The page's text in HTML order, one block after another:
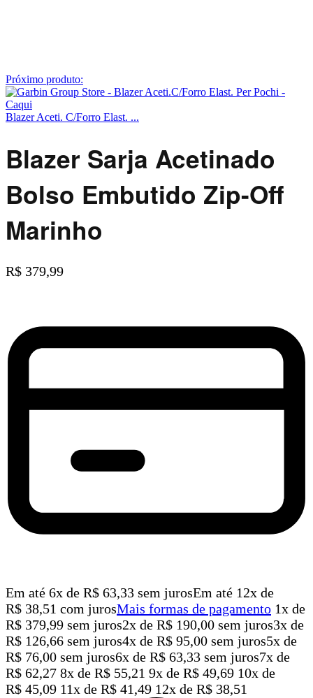
Próximo produto:
Blazer Aceti. C/Forro Elast. ...
Blazer Sarja Acetinado
Bolso Embutido Zip-Off
Marinho
R$ 379,99
Em até 6x de R$ 63,33 sem jurosEm até 12x de
R$ 38,51 com jurosMais formas de pagamento 1x de
R$ 379,99 sem juros2x de R$ 190,00 sem juros3x de
R$ 126,66 sem juros4x de R$ 95,00 sem juros5x de
R$ 76,00 sem juros6x de R$ 63,33 sem juros7x de
R$ 62,27 8x de R$ 55,21 9x de R$ 49,69 10x de
R$ 45,09 11x de R$ 41,49 12x de R$ 38,51